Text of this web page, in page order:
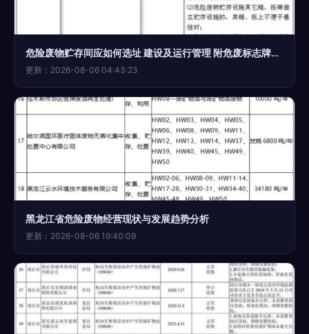
危险废物贮存间应如何选址 建设及运行管理 附危废标志牌设置要求
更新：2026-08-06 04:43:23
黑龙江省危险废物经营现状与发展趋势分析
更新：2026-08-06 19:40:09